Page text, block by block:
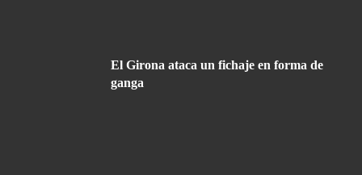
El Girona ataca un fichaje en forma de
ganga